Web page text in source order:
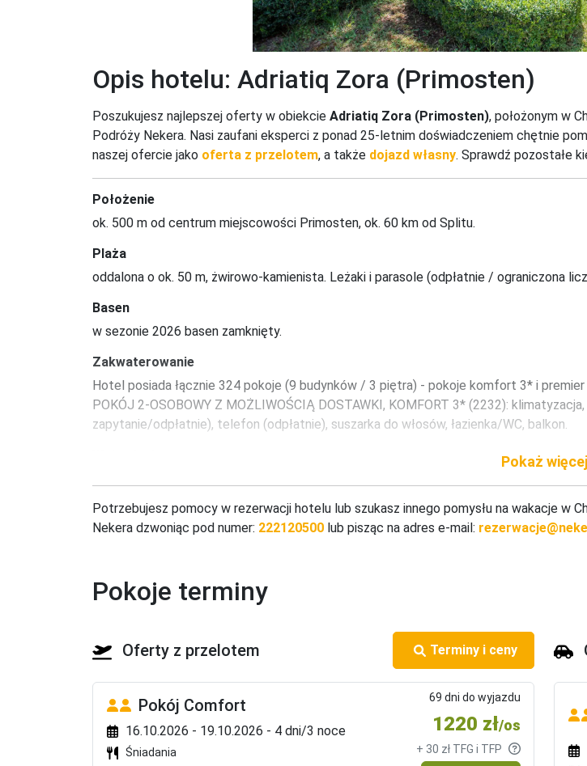
Opis hotelu: Adriatiq Zora (Primosten)
Poszukujesz najlepszej oferty w obiekcie Adriatiq Zora (Primosten), położonym w
Podróży Nekera. Nasi zaufani eksperci z ponad 25-letnim doświadczeniem chętnie
naszej ofercie jako oferta z przelotem, a także dojazd własny. Sprawdź pozostałe
Położenie
ok. 500 m od centrum miejscowości Primosten, ok. 60 km od Splitu.
Plaża
oddalona o ok. 50 m, żwirowo-kamienista. Leżaki i parasole (odpłatnie / ograniczona
Basen
w sezonie 2026 basen zamknięty.
Zakwaterowanie
Hotel posiada łącznie 324 pokoje (9 budynków / 3 piętra) - pokoje komfort 3* i premier
POKÓJ 2-OSOBOWY Z MOŻLIWOŚCIĄ DOSTAWKI, KOMFORT 3* (2232):
zapytanie/odpłatnie), telefon (odpłatnie), suszarka do włosów, łazienka/WC, balkon.
Możliwość lunchu wraz z napojami z dystrybutora do posiłku za dopłatą (na zapytanie).
*godziny oraz forma posiłków może ulec zmianie w trakcie sezonu
restauracja, lobby bar, bar przy plaży, usługa pralni i prasowania, parking, możliwość
konferencyjne.
W sezonie 2026: wellness, piano bar oraz klub dla dzieci nie będą funkcjonować.
*oferta ośrodka może ulec zmianie w trakcie sezonu
Sport
w cenie: fitness. W pobliżu/odpłatnie: korty tenisowe, boisko wielofunkcyjne,
Zwierzęta
niedozwolone
Potrzebujesz pomocy w rezerwacji hotelu lub szukasz innego pomysłu na wakacje w
Nekera dzwoniąc pod numer: 222120500 lub pisząc na adres e-mail:
Pokoje terminy
Oferty z przelotem Terminy i ceny
Pokój Comfort
16.10.2026 - 19.10.2026 - 4 dni/3 noce
Śniadania
69 dni do wyjazdu
1220 zł/os
+ 30 zł TFG i TFP